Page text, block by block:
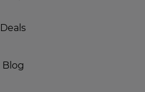
Deals
Blog